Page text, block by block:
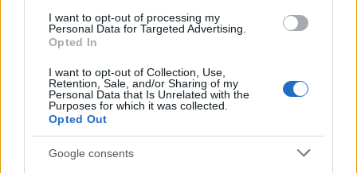
I want to opt-out of processing my
Personal Data for Targeted Advertising.
Opted In
I want to opt-out of Collection, Use,
Retention, Sale, and/or Sharing of my
Personal Data that Is Unrelated with the
Purposes for which it was collected.
Opted Out
Google consents
riferimenti in realtà eterogeneo che spazia dalla
citazione del detto di Ezra Pound al
ringraziamento (inaspettato) a Papa Francesco,
segno della volontà di ricucire lo strappo con il
santo padre avvenuto negli ultimi anni.
Così come Giorgia Meloni, anche
Salvini